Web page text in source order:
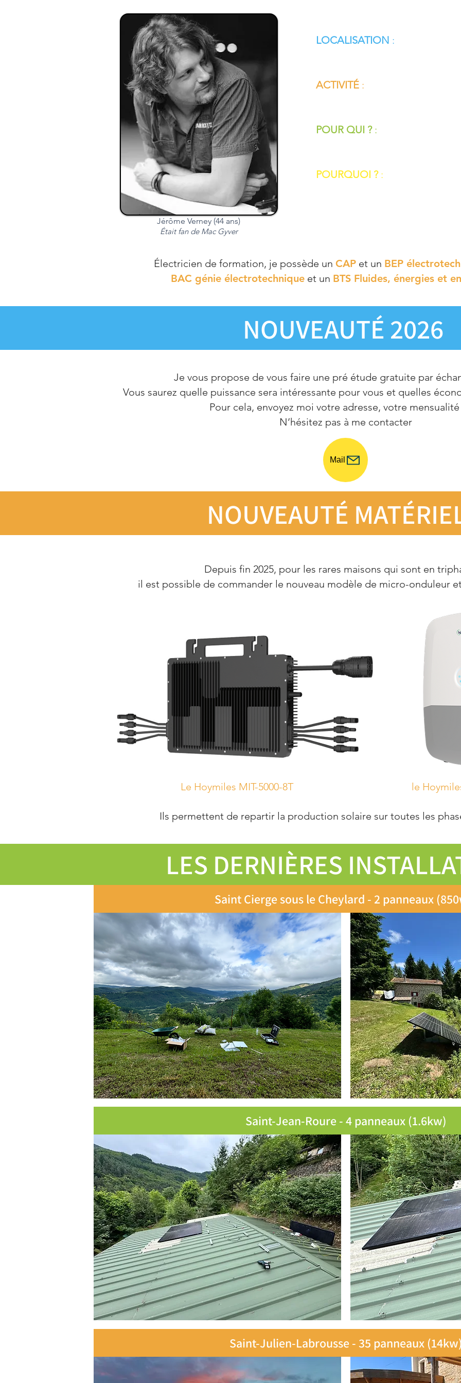
LOCALISATION :
ACTIVITÉ :
POUR QUI ?:
POURQUOI ?:
Jérôme Verney (44 ans)
Était fan de Mac Gyver
Électricien de formation, je possède un CAP et un BEP
BAC génie électrotechnique et un BTS Fluides, énergies et
NOUVEAUTÉ 2026
Je vous propose de vous faire une pré étude gratuite par
Vous saurez quelle puissance sera intéressante pour vous et quelles
Pour cela, envoyez moi votre adresse, votre mensualité
N’hésitez pas à me contacter
Mail
NOUVEAUTÉ
Depuis fin 2025, pour les rares maisons qui sont en
il est possible de commander le nouveau modèle de micro-onduleur
Le Hoymiles MIT-5000-8T le Hoymiles HIT
Ils permettent de repartir la production solaire sur toutes les
LES DERNIÈRES
Saint Cierge sous le Cheylard - 2 panneaux
Saint-Jean-Roure - 4 panneaux (1.6kw)
Saint-Julien-Labrousse - 35 panneaux